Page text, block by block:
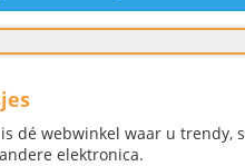
dé webwinkel waar u trendy,
elektronica.